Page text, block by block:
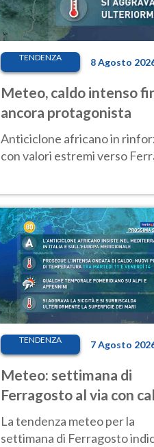
TENDENZA 8 Agosto
Meteo, caldo intenso
ancora protagonista
Anticiclone africano in
con valori estremi verso
TENDENZA 7 Agosto
Meteo: settimana di
Ferragosto al via con
intenso e qualche
La tendenza meteo per la
settimana di Ferragosto